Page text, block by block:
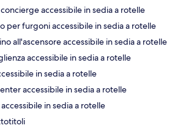
accessibile in sedia a rotelle
per furgoni accessibile in sedia a rotelle
all'ascensore accessibile in sedia a rotelle
accessibile in sedia a rotelle
in sedia a rotelle
accessibile in sedia a rotelle
in sedia a rotelle